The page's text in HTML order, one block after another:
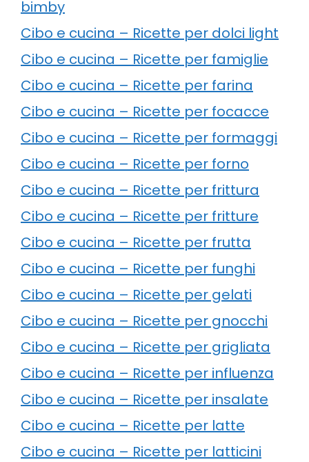
bimby
Cibo e cucina – Ricette per dolci light
Cibo e cucina – Ricette per famiglie
Cibo e cucina – Ricette per farina
Cibo e cucina – Ricette per focacce
Cibo e cucina – Ricette per formaggi
Cibo e cucina – Ricette per forno
Cibo e cucina – Ricette per frittura
Cibo e cucina – Ricette per fritture
Cibo e cucina – Ricette per frutta
Cibo e cucina – Ricette per funghi
Cibo e cucina – Ricette per gelati
Cibo e cucina – Ricette per gnocchi
Cibo e cucina – Ricette per grigliata
Cibo e cucina – Ricette per influenza
Cibo e cucina – Ricette per insalate
Cibo e cucina – Ricette per latte
Cibo e cucina – Ricette per latticini